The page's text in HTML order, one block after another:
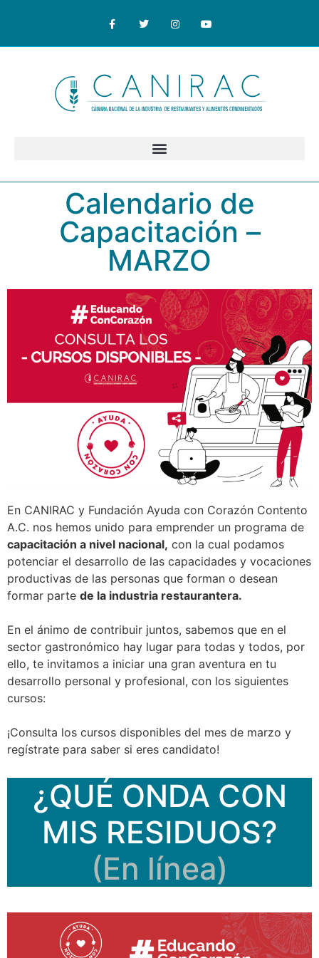
Calendario de
Capacitación –
MARZO
En CANIRAC y Fundación Ayuda con Corazón Contento
A.C. nos hemos unido para emprender un programa de
capacitación a nivel nacional, con la cual podamos
potenciar el desarrollo de las capacidades y vocaciones
productivas de las personas que forman o desean
formar parte de la industria restaurantera.
En el ánimo de contribuir juntos, sabemos que en el
sector gastronómico hay lugar para todas y todos, por
ello, te invitamos a iniciar una gran aventura en tu
desarrollo personal y profesional, con los siguientes
cursos:
¡Consulta los cursos disponibles del mes de marzo y
regístrate para saber si eres candidato!
¿QUÉ ONDA CON
MIS RESIDUOS?
(En línea)